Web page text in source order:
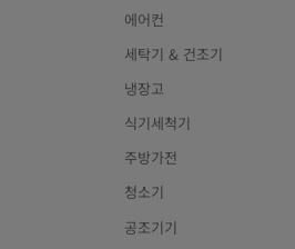
에어컨
세탁기 & 건조기
냉장고
식기세척기
주방가전
청소기
공조기기